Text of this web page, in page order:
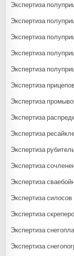
Экспертиза
Экспертиза
Экспертиза
Экспертиза
Экспертиза
Экспертиза
Экспертиза
Экспертиза
Экспертиза
Экспертиза
Экспертиза
Экспертиза
Экспертиза силосов
Экспертиза
Экспертиза
Экспертиза